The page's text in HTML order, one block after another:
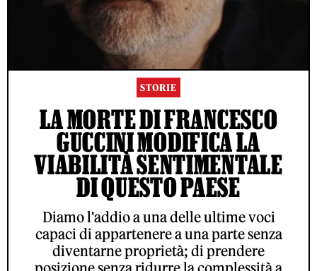
STORIE
LA MORTE DI FRANCESCO
GUCCINI MODIFICA LA
VIABILITÀ SENTIMENTALE
DI QUESTO PAESE
Diamo l'addio a una delle ultime voci
capaci di appartenere a una parte senza
diventarne proprietà; di prendere